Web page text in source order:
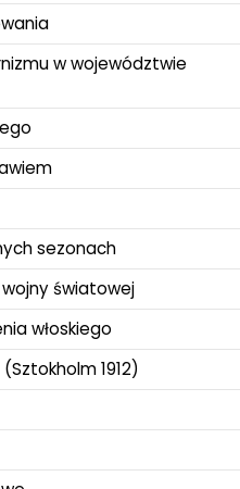
w województwie
sezonach
światowej
włoskiego
1912)